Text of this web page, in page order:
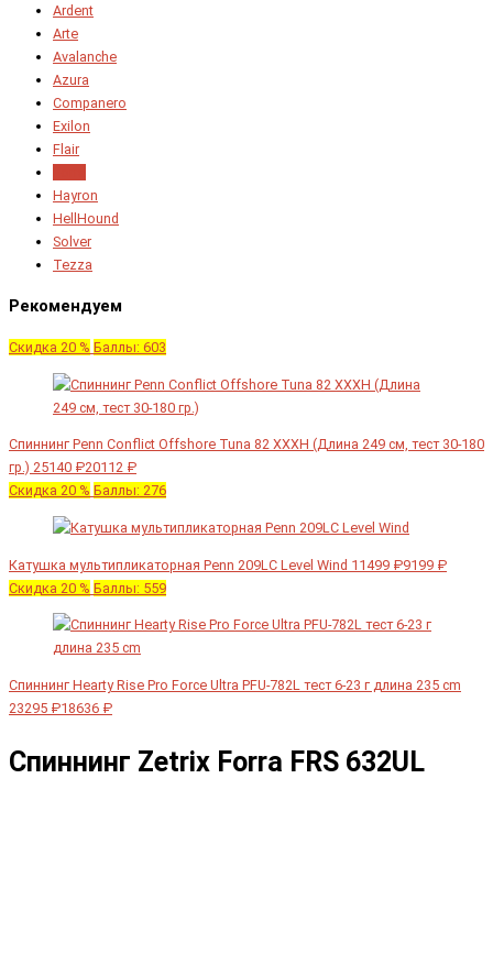
Ardent
Arte
Avalanche
Azura
Companero
Exilon
Flair
Hayron
HellHound
Solver
Tezza
Рекомендуем
Скидка 20 % Баллы: 603
Спиннинг Penn Conflict Offshore Tuna 82 XXXH (Длина 249 см, тест 30-180
гр.) 25140 ₽20112 ₽
Скидка 20 % Баллы: 276
Катушка мультипликаторная Penn 209LC Level Wind 11499 ₽9199 ₽
Скидка 20 % Баллы: 559
Спиннинг Hearty Rise Pro Force Ultra PFU-782L тест 6-23 г длина 235 cm
23295 ₽18636 ₽
Спиннинг Zetrix Forra FRS 632UL